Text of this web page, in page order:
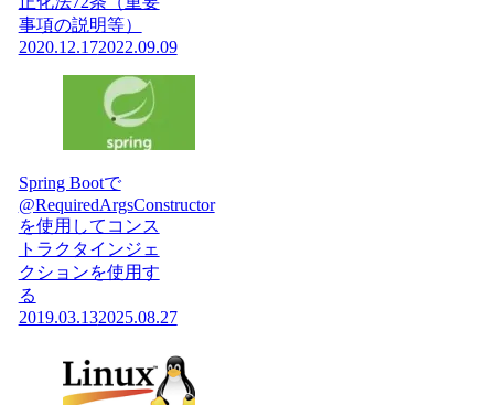
事項の説明等）
2020.12.172022.09.09
Spring Bootで
@RequiredArgsConstructor
を使用してコンス
トラクタインジェ
クションを使用す
る
2019.03.132025.08.27